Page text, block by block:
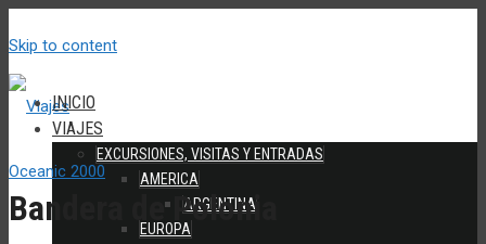
Skip to content
INICIO
VIAJES
EXCURSIONES, VISITAS Y ENTRADAS
AMERICA
ARGENTINA
EUROPA
Bandera de Polonia